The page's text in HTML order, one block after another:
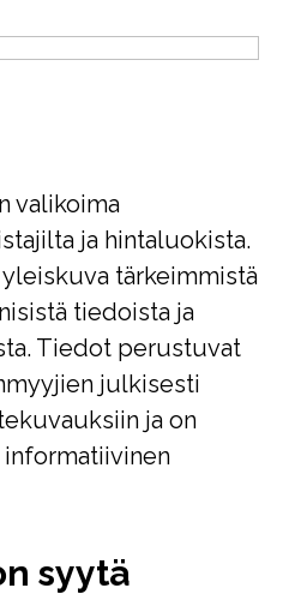
valikoima
ja hintaluokista.
tärkeimmistä
tiedoista ja
Tiedot perustuvat
julkisesti
ja on
syytä